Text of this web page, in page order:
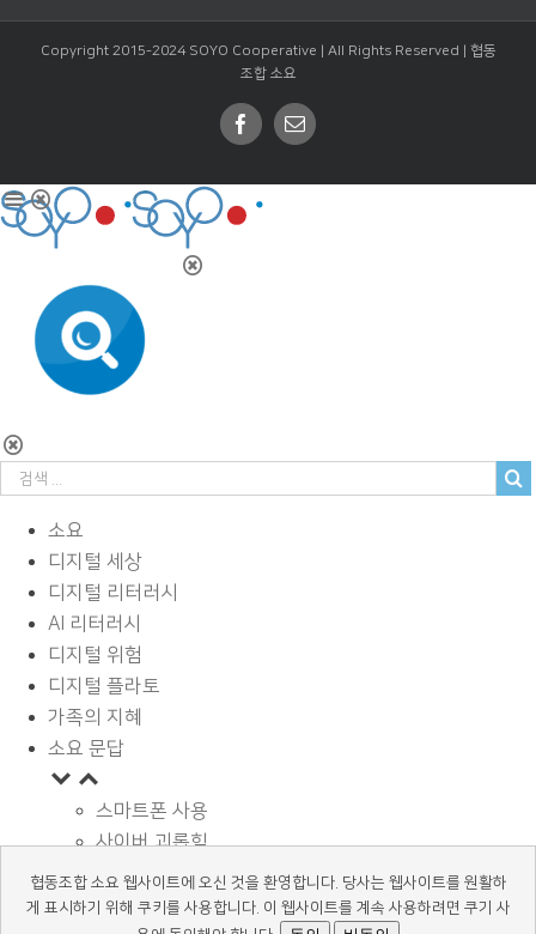
Copyright 2015-2024 SOYO Cooperative | All Rights Reserved | 협동
조합 소요
Facebook
Email
소요
디지털 세상
디지털 리터러시
AI 리터러시
디지털 위험
디지털 플라토
가족의 지혜
소요 문답
스마트폰 사용
사이버 괴롭힘
페이스북과 SNS
디지털과 학습
협동조합 소요 웹사이트에 오신 것을 환영합니다. 당사는 웹사이트를 원활하
게 표시하기 위해 쿠키를 사용합니다. 이 웹사이트를 계속 사용하려면 쿠기 사